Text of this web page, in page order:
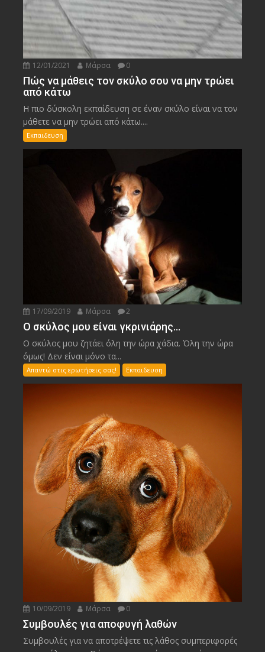
12/01/2021 Μάρσα 0
Πώς να μάθεις τον σκύλο σου να μην τρώει
από κάτω
Η πιο δύσκολη εκπαίδευση σε έναν σκύλο είναι να τον
μάθετε να μην τρώει από κάτω....
Εκπαιδευση
17/09/2019 Μάρσα 2
Ο σκύλος μου είναι γκρινιάρης…
Ο σκύλος μου ζητάει όλη την ώρα χάδια. Όλη την ώρα
όμως! Δεν είναι μόνο τα...
Απαντώ στις ερωτήσεις σας! Εκπαιδευση
10/09/2019 Μάρσα 0
Συμβουλές για αποφυγή λαθών
Συμβουλές για να αποτρέψετε τις λάθος συμπεριφορές